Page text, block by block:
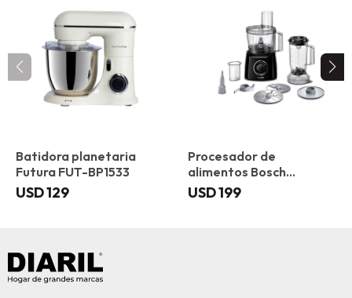
Batidora planetaria
Futura FUT-BP1533
USD129
Procesador de
alimentos Bosch
MCM3201B Multitale
USD199